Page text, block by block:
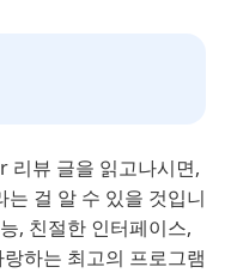
리뷰 글을 읽고나시면,
걸 알 수 있을 것입니
, 친절한 인터페이스,
하는 최고의 프로그램